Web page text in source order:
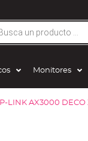
Monitores
LINK AX3000 DECO